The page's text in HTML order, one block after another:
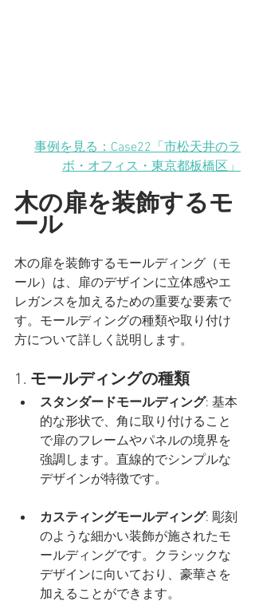
事例を見る：Case22「市松天井のラ
ボ・オフィス・東京都板橋区」
木の扉を装飾するモ
ール
木の扉を装飾するモールディング（モ
ール）は、扉のデザインに立体感やエ
レガンスを加えるための重要な要素で
す。モールディングの種類や取り付け
方について詳しく説明します。
1. モールディングの種類
スタンダードモールディング: 基本
的な形状で、角に取り付けること
で扉のフレームやパネルの境界を
強調します。直線的でシンプルな
デザインが特徴です。
カスティングモールディング: 彫刻
のような細かい装飾が施されたモ
ールディングです。クラシックな
デザインに向いており、豪華さを
加えることができます。